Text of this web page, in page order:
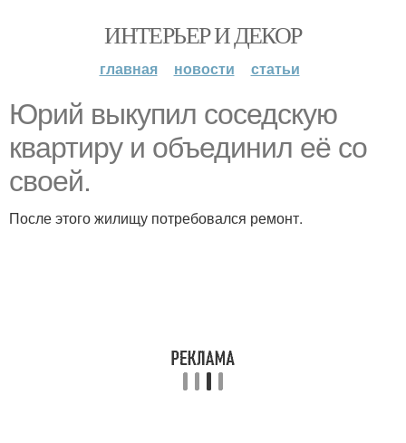
ИНТЕРЬЕР И ДЕКОР
главная новости статьи
Юрий выкупил соседскую
квартиру и объединил её со
своей.
После этого жилищу потребовался ремонт.